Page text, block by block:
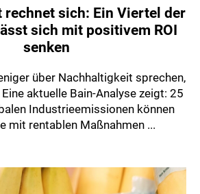
rechnet sich: Ein Viertel der
sich mit positivem ROI
senken
über Nachhaltigkeit sprechen,
aktuelle Bain-Analyse zeigt: 25
Industrieemissionen können
mit rentablen Maßnahmen ...